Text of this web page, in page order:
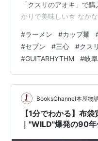
「クスリのアオキ」で
かりで美味しい☆ なか
パー三心」で遭遇ｗｗｗ
がふんわり☆ 素朴な味わ
正解。 「あさりだしラ
一緒に三心で購入。 イ
なのよ俺的に。 コチラ
けがつかないｗｗ…
#ラーメン #カップ麺
#セブン #三心 #クス
#GUITARHYTHM #岐阜
BooksChannel本屋物
【1分でわかる】布
｜"WILD"爆発の90